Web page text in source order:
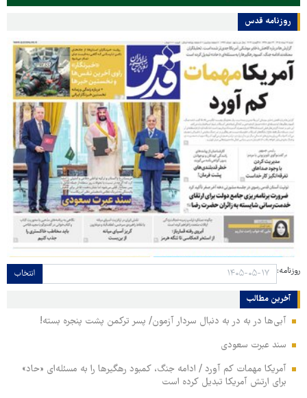
روزنامه قدس
روزنامه: انتخاب
آخرین مطالب
آبی‌ها در به در به دنبال سردار آزمون/ پسر ترکمن پشت پنجره بسته!
سند عبرت سعودی
آمریکا مهمات کم آورد / ادامه جنگ، کمبود رهگیرها را به مسئله‌ای «حاد»
برای ارتش آمریکا تبدیل کرده است